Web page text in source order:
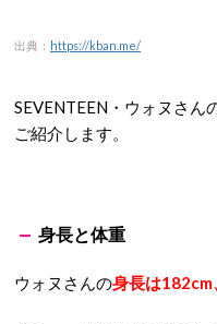
出典： https://kban.me/
SEVENTEEN・ウォヌさん
ご紹介します。
身長と体重
ウォヌさんの身長は